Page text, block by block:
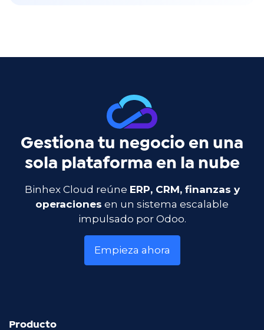
Gestiona tu negocio en una
sola plataforma en la nube
Binhex Cloud reúne ERP, CRM, finanzas y
operaciones en un sistema escalable
impulsado por Odoo.
Empieza ahora
Producto